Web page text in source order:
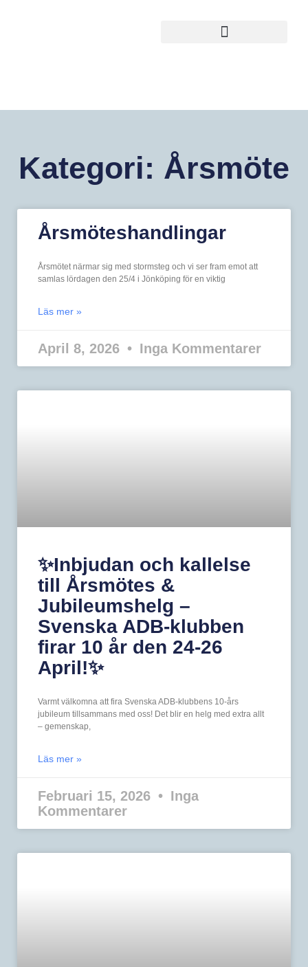
Kategori: Årsmöte
Årsmöteshandlingar
Årsmötet närmar sig med stormsteg och vi ser fram emot att
samlas lördagen den 25/4 i Jönköping för en viktig
Läs mer »
April 8, 2026 Inga Kommentarer
✨Inbjudan och kallelse
till Årsmötes &
Jubileumshelg –
Svenska ADB-klubben
firar 10 år den 24-26
April!✨
Varmt välkomna att fira Svenska ADB-klubbens 10-års
jubileum tillsammans med oss! Det blir en helg med extra allt
– gemenskap,
Läs mer »
Februari 15, 2026
Inga
Kommentarer